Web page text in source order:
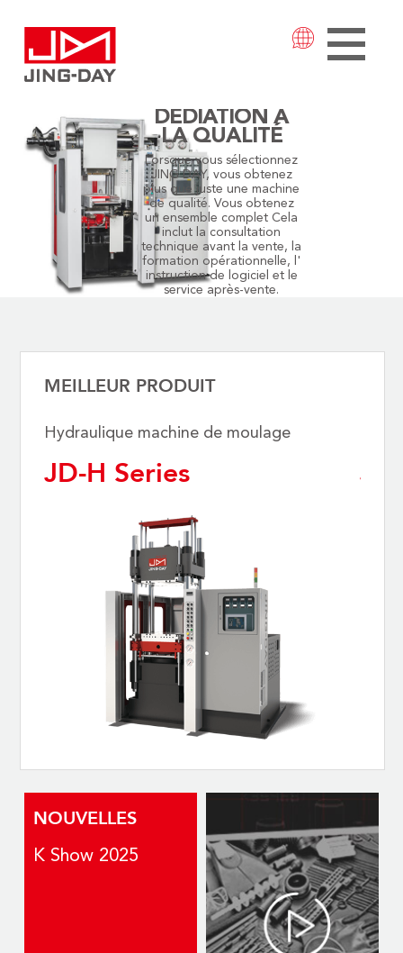
DÉDIATION À
LA QUALITÉ
Lorsque vous sélectionnez
JING DAY, vous obtenez
plus que juste une machine
de qualité. Vous obtenez
un ensemble complet Cela
inclut la consultation
technique avant la vente, la
formation opérationnelle, l'
instruction de logiciel et le
service après-vente.
MEILLEUR PRODUIT
Hydraulique machine de moulage
JD-H Series
NOUVELLES
K Show 2025 2025 CHINAPLAS